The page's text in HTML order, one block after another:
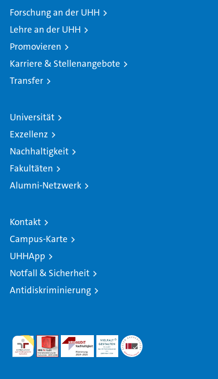
Forschung an der UHH
Lehre an der UHH
Promovieren
Karriere & Stellenangebote
Transfer
Universität
Exzellenz
Nachhaltigkeit
Fakultäten
Alumni-Netzwerk
Kontakt
Campus-Karte
UHHApp
Notfall & Sicherheit
Antidiskriminierung